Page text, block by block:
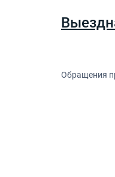
Обращения